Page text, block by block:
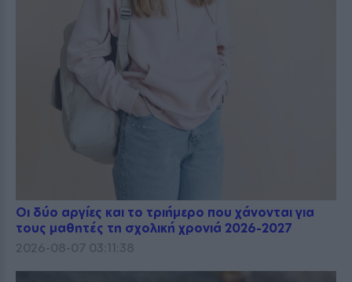
Οι δύο αργίες και το τριήμερο που χάνονται για
τους μαθητές τη σχολική χρονιά 2026-2027
2026-08-07 03:11:38